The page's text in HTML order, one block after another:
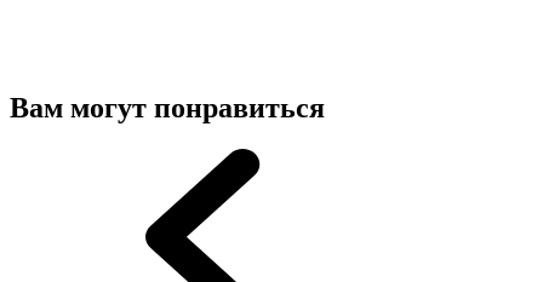
Вам могут понравиться